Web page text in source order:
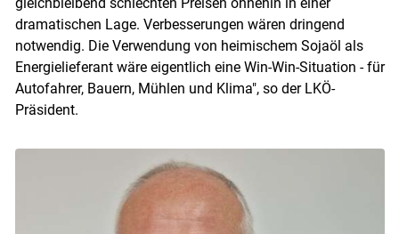
dramatischen Lage. Verbesserungen wären dringend
notwendig. Die Verwendung von heimischem Sojaöl als
Energielieferant wäre eigentlich eine Win-Win-Situation - für
Autofahrer, Bauern, Mühlen und Klima", so der LKÖ-
Präsident.